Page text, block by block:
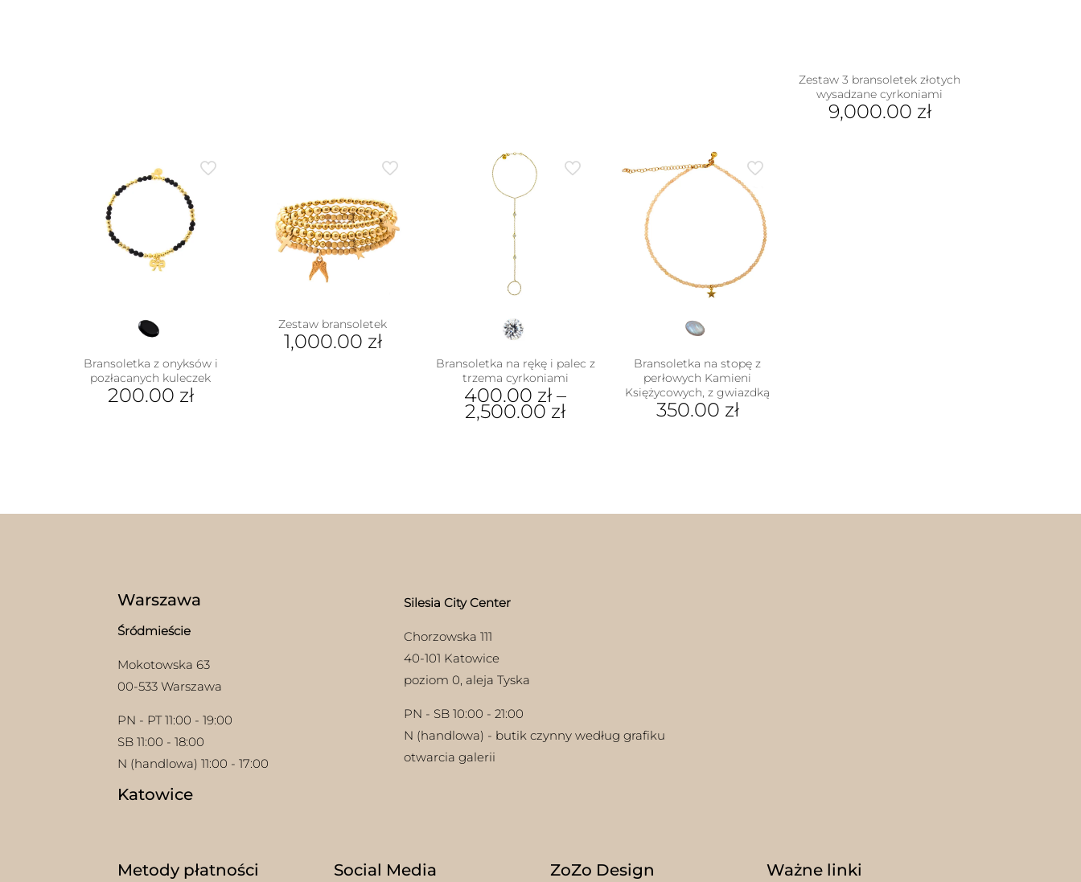
Zestaw 3 bransoletek złotych
wysadzane cyrkoniami
9,000.00 zł
Bransoletka z onyksów i
pozłacanych kuleczek
200.00 zł
Zestaw bransoletek
1,000.00 zł
Bransoletka na rękę i palec z
trzema cyrkoniami
400.00 zł –
2,500.00 zł
Opcje
Bransoletka na stopę z
perłowych Kamieni
Księżycowych, z gwiazdką
350.00 zł
Warszawa
Śródmieście
Mokotowska 63
00-533 Warszawa
PN - PT 11:00 - 19:00
SB 11:00 - 18:00
N (handlowa) 11:00 - 17:00
Katowice
Silesia City Center
Chorzowska 111
40-101 Katowice
poziom 0, aleja Tyska
PN - SB 10:00 - 21:00
N (handlowa) - butik czynny według grafiku
otwarcia galerii
Metody płatności Social Media ZoZo Design Ważne linki